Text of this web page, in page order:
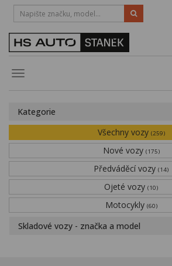
Toggle
HOTLINE:
STRAKONICE-383 335 366
Obytné vozy
Financování
Novinky
Kategorie
Všechny vozy (259)
Nové vozy (175)
Předváděcí vozy (14)
Ojeté vozy (10)
Motocykly (60)
Skladové vozy - značka a model